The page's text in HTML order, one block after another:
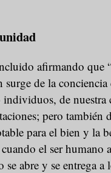
afirmando que
surge de la conciencia
de nuestra
pero también
para el bien y la
el ser humano
abre y se entrega a